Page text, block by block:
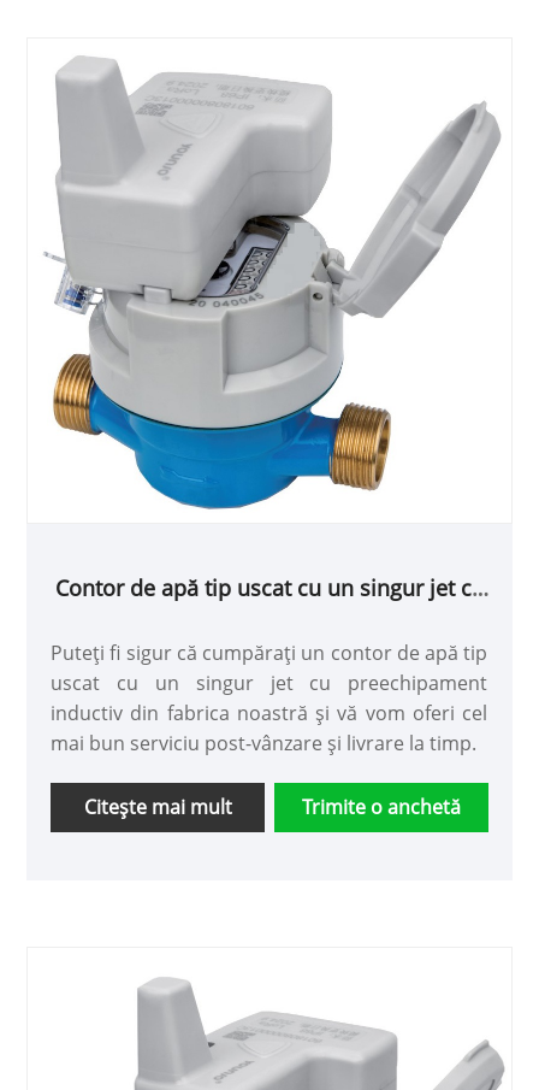
Contor de apă tip uscat cu un singur jet cu
Puteți fi sigur că cumpărați un contor de apă tip
uscat cu un singur jet cu preechipament
inductiv din fabrica noastră și vă vom oferi cel
mai bun serviciu post-vânzare și livrare la timp.
Citeşte mai mult Trimite o anchetă